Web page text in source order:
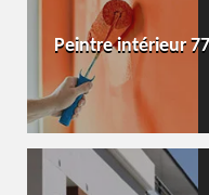
Peintre intérieur 77